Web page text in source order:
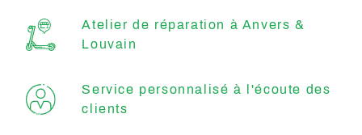
Atelier de réparation à Anvers &
Louvain
Service personnalisé à l'écoute des
clients